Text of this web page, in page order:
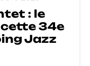
: le
cette 34e
Jazz